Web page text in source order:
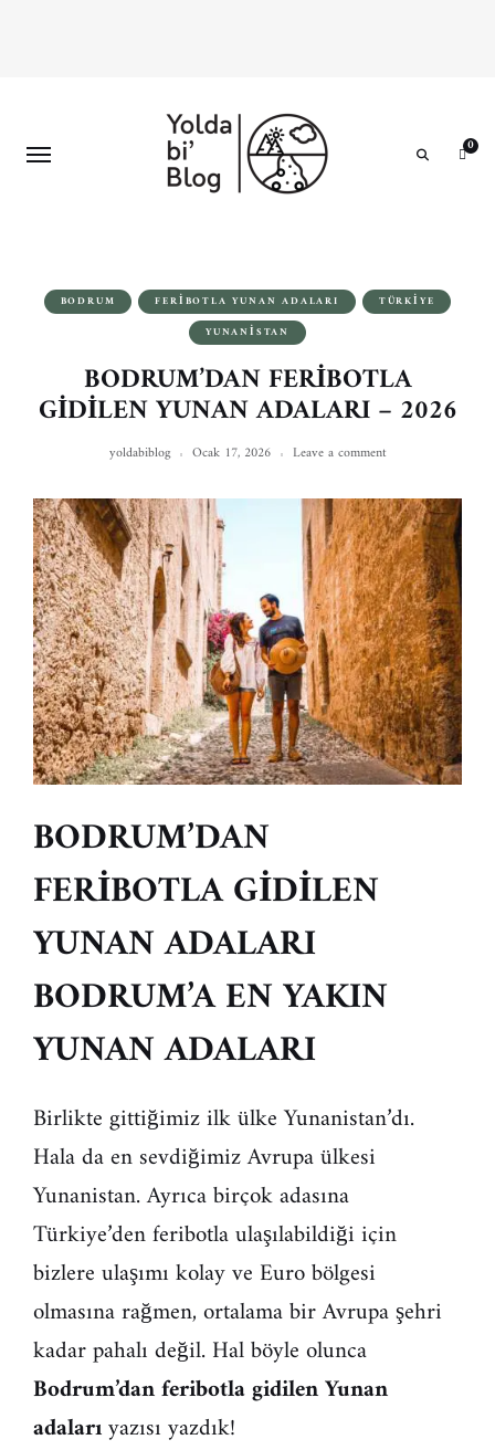
0
BODRUM FERIBOTLA YUNAN ADALARI
TÜRKIYE
YUNANISTAN
BODRUM’DAN FERİBOTLA
GİDİLEN YUNAN ADALARI – 2026
yoldabiblog Ocak 17, 2026 Leave a comment
BODRUM’DAN
FERİBOTLA GİDİLEN
YUNAN ADALARI
BODRUM’A EN YAKIN
YUNAN ADALARI
Birlikte gittiğimiz ilk ülke Yunanistan’dı.
Hala da en sevdiğimiz Avrupa ülkesi
Yunanistan. Ayrıca birçok adasına
Türkiye’den feribotla ulaşılabildiği için
bizlere ulaşımı kolay ve Euro bölgesi
olmasına rağmen, ortalama bir Avrupa şehri
kadar pahalı değil. Hal böyle olunca
Bodrum’dan feribotla gidilen Yunan
adalarıyazısı yazdık!